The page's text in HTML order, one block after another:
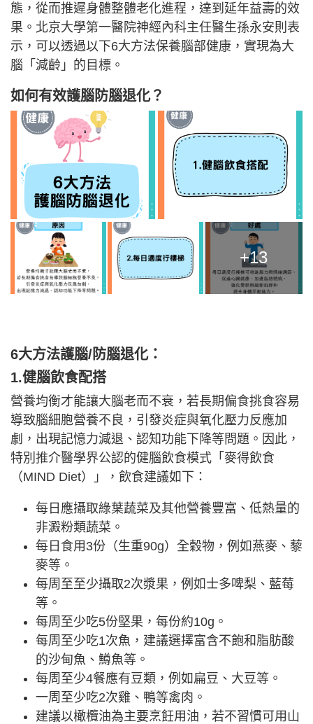
態，從而推遲身體整體老化進程，達到延年益壽的效
果。北京大學第一醫院神經內科主任醫生孫永安則表
示，可以透過以下6大方法保養腦部健康，實現為大
腦「減齡」的目標。
如何有效護腦防腦退化？
+13
6大方法護腦/防腦退化：
1.健腦飲食配搭
營養均衡才能讓大腦老而不衰，若長期偏食挑食容易
導致腦細胞營養不良，引發炎症與氧化壓力反應加
劇，出現記憶力減退、認知功能下降等問題。因此，
特別推介醫學界公認的健腦飲食模式「麥得飲食
（MIND Diet）」，飲食建議如下：
每日應攝取綠葉蔬菜及其他營養豐富、低熱量的
非澱粉類蔬菜。
每日食用3份（生重90g）全穀物，例如燕麥、藜
麥等。
每周至至少攝取2次漿果，例如士多啤梨、藍莓
等。
每周至少吃5份堅果，每份約10g。
每周至少吃1次魚，建議選擇富含不飽和脂肪酸
的沙甸魚、鱒魚等。
每周至少4餐應有豆類，例如扁豆、大豆等。
一周至少吃2次雞、鴨等禽肉。
建議以橄欖油為主要烹飪用油，若不習慣可用山